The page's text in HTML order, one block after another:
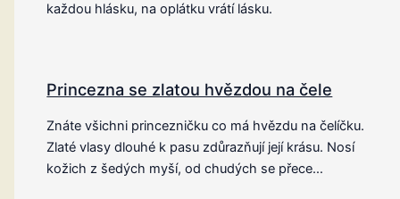
každou hlásku, na oplátku vrátí lásku.
Princezna se zlatou hvězdou na čele
Znáte všichni princezničku co má hvězdu na čelíčku.
Zlaté vlasy dlouhé k pasu zdůrazňují její krásu. Nosí
kožich z šedých myší, od chudých se přece…